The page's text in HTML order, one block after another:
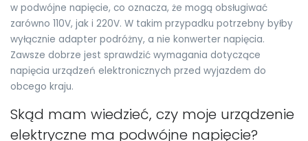
w podwójne napięcie, co oznacza, że mogą obsługiwać
zarówno 110V, jak i 220V. W takim przypadku potrzebny byłby
wyłącznie adapter podróżny, a nie konwerter napięcia.
Zawsze dobrze jest sprawdzić wymagania dotyczące
napięcia urządzeń elektronicznych przed wyjazdem do
obcego kraju.
Skąd mam wiedzieć, czy moje urządzenie
elektryczne ma podwójne napięcie?